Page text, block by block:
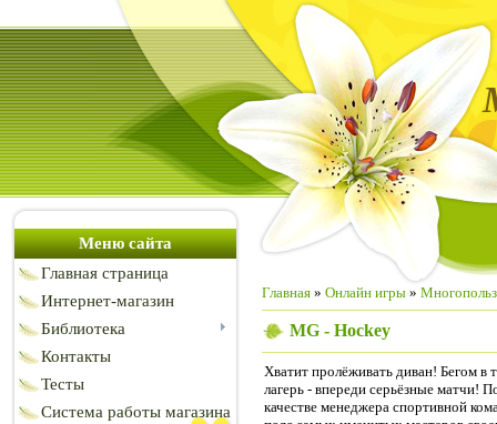
Меню сайта
Главная страница
Интернет-магазин
Библиотека
Контакты
Тесты
Система работы магазина
Главная » Онлайн игры »
MG - Hockey
Хватит пролёживать диван! Бегом в
лагерь - впереди серьёзные матчи!
качестве менеджера спортивной